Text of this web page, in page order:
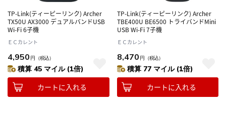
TP-Link(ティーピーリンク) Archer
TX50U AX3000 デュアルバンドUSB
Wi-Fi 6子機
ＥＣカレント
4,950 円 （税込）
積算 45 マイル (1倍)
カートに入れる
TP-Link(ティーピーリンク) Archer
TBE400U BE6500 トライバンドMini
USB Wi-Fi 7子機
ＥＣカレント
8,470 円 （税込）
積算 77 マイル (1倍)
カートに入れる